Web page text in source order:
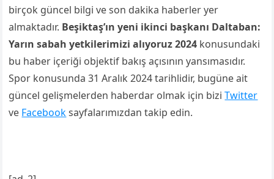
birçok güncel bilgi ve son dakika haberler yer
almaktadır. Beşiktaş’ın yeni ikinci başkanı Daltaban:
Yarın sabah yetkilerimizi alıyoruz 2024 konusundaki
bu haber içeriği objektif bakış açısının yansımasıdır.
Spor konusunda 31 Aralık 2024 tarihlidir, bugüne ait
güncel gelişmelerden haberdar olmak için biziTwitter
ve Facebooksayfalarımızdan takip edin.